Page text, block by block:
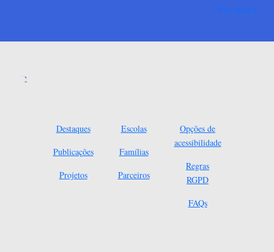
Ver mais
Destaques
Publicações
Projetos
Escolas
Famílias
Parceiros
Opções de
acessibilidade
Regras
RGPD
FAQs